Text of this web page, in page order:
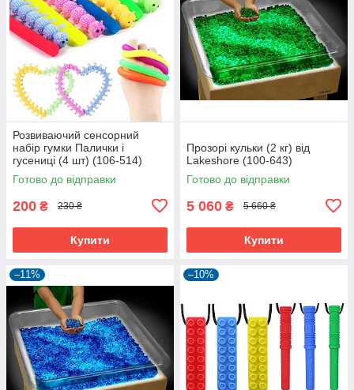
Розвиваючий сенсорний
набір гумки Палички і
гусениці (4 шт) (106-514)
Готово до відправки
200 ₴ 230 ₴
Купити
Прозорі кульки (2 кг) від
Lakeshore (100-643)
Готово до відправки
5 060 ₴ 5 660 ₴
Купити
–11% –10%